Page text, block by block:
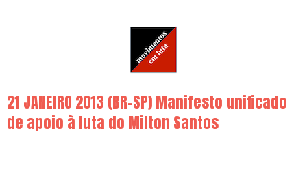
21 JANEIRO 2013 (BR-SP) Manifesto unificado
de apoio à luta do Milton Santos